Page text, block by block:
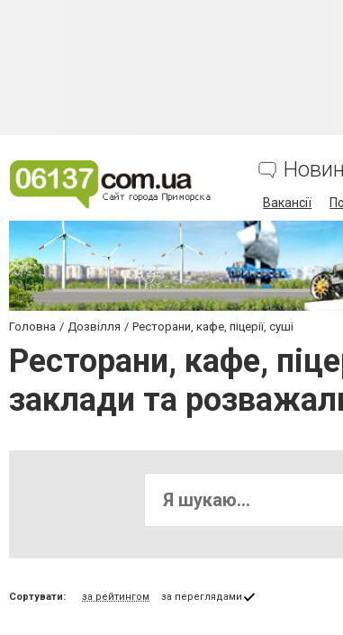
Вакансії
Головна Дозвілля Ресторани, кафе, піцерії, суші
Ресторани, кафе,
заклади та
Сортувати: за рейтингом за переглядами